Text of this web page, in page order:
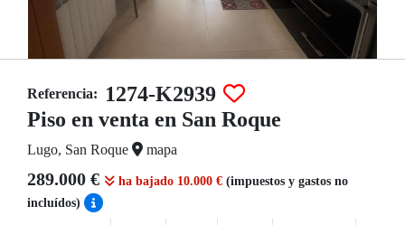
Referencia:
1274-K2939
Piso en venta en San Roque
Lugo, San Roque mapa
289.000 € ha bajado 10.000 € (impuestos y gastos no
incluídos)